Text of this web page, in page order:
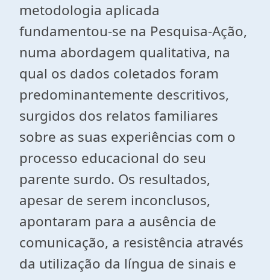
metodologia aplicada
fundamentou-se na Pesquisa-Ação,
numa abordagem qualitativa, na
qual os dados coletados foram
predominantemente descritivos,
surgidos dos relatos familiares
sobre as suas experiências com o
processo educacional do seu
parente surdo. Os resultados,
apesar de serem inconclusos,
apontaram para a ausência de
comunicação, a resistência através
da utilização da língua de sinais e